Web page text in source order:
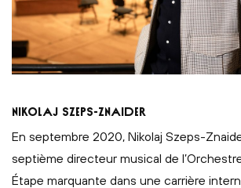
Nikolaj Szeps-Znaider
En septembre 2020, Nikolaj Szeps-
septième directeur musical de
Étape marquante dans une carrière